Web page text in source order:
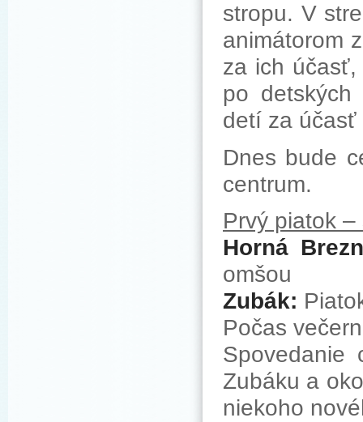
stropu. V
animátorom
za ich
po detských
detí za účasť
Dnes bude
centrum.
Prvý piatok
Horná
omšou
Zubák:
Počas
Zubáku a
niekoho